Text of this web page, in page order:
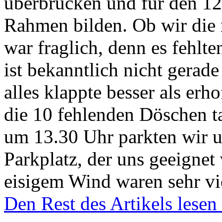
Rahmen bilden. Ob wir die
war fraglich, denn es
ist bekanntlich nicht
alles klappte besser als
die 10 fehlenden Döschen
um 13.30 Uhr parkten wir
Parkplatz, der uns
eisigem Wind waren sehr
Den Rest des Artikels lesen